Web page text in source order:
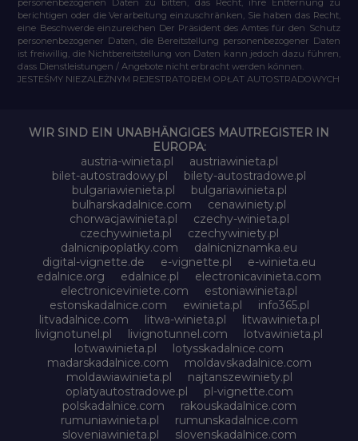
berichtigen oder die Verarbeitung einzuschränken, Sie haben das Recht,
eine Beschwerde einzureichen Der Präsident des Amtes für den Schutz
personenbezogener Daten, die Bereitstellung personenbezogener Daten
ist freiwillig, die Nichtbereitstellung von Daten kann jedoch dazu führen,
dass Dienstleistungen / Angebote nicht erbracht werden können.
JESTEŚMY NIEZALEŻNYM REJESTRATOREM OPŁAT AUTOSTRADOWYCH
WIR SIND EIN UNABHÄNGIGES MAUTREGISTER IN
EUROPA:
austria-winieta.pl
austriawinieta.pl
bilet-autostradowy.pl
bilety-autostradowe.pl
bulgariawienieta.pl
bulgariawinieta.pl
bulharskadalnice.com
cenawiniety.pl
chorwacjawinieta.pl
czechy-winieta.pl
czechywinieta.pl
czechywiniety.pl
dalnicnipoplatky.com
dalnicniznamka.eu
digital-vignette.de
e-vignette.pl
e-winieta.eu
edalnice.org
edalnice.pl
electronicavinieta.com
electroniceviniete.com
estoniawinieta.pl
estonskadalnice.com
ewinieta.pl
info365.pl
litvadalnice.com
litwa-winieta.pl
litwawinieta.pl
livignotunel.pl
livignotunnel.com
lotvawinieta.pl
lotwawinieta.pl
lotysskadalnice.com
madarskadalnice.com
moldavskadalnice.com
moldawiawinieta.pl
najtanszewiniety.pl
oplatyautostradowe.pl
pl-vignette.com
polskadalnice.com
rakouskadalnice.com
rumuniawinieta.pl
rumunskadalnice.com
sloveniawinieta.pl
slovenskadalnice.com